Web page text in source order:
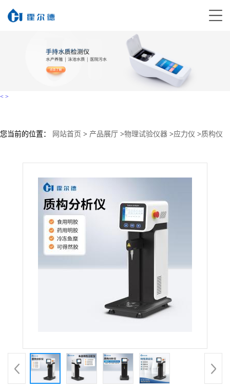
< >
您当前的位置： 网站首页 > 产品展厅 >物理试验仪器 >应力仪 >质构仪